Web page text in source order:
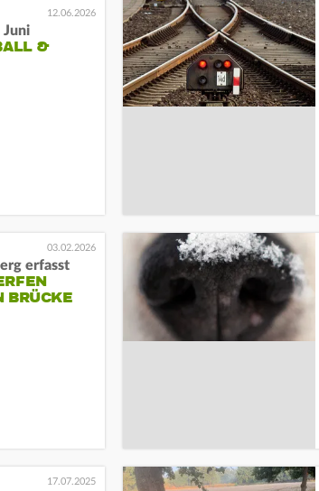
12.06.2026
Juni
& H
03.02.2026
erfasst
BRÜCKE
17.07.2025